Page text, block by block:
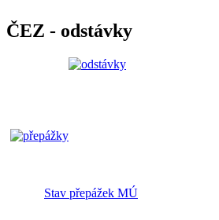
ČEZ - odstávky
Stav přepážek MÚ